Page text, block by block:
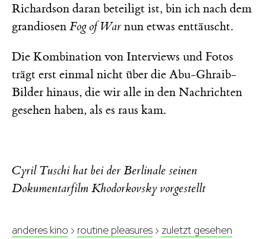
Richardson daran beteiligt ist, bin ich nach dem
grandiosen Fog of War nun etwas enttäuscht.
Die Kombination von Interviews und Fotos
trägt erst einmal nicht über die Abu-Ghraib-
Bilder hinaus, die wir alle in den Nachrichten
gesehen haben, als es raus kam.
Cyril Tuschi hat bei der Berlinale seinen
Dokumentarfilm Khodorkovsky vorgestellt
anderes kino › routine pleasures › zuletzt gesehen